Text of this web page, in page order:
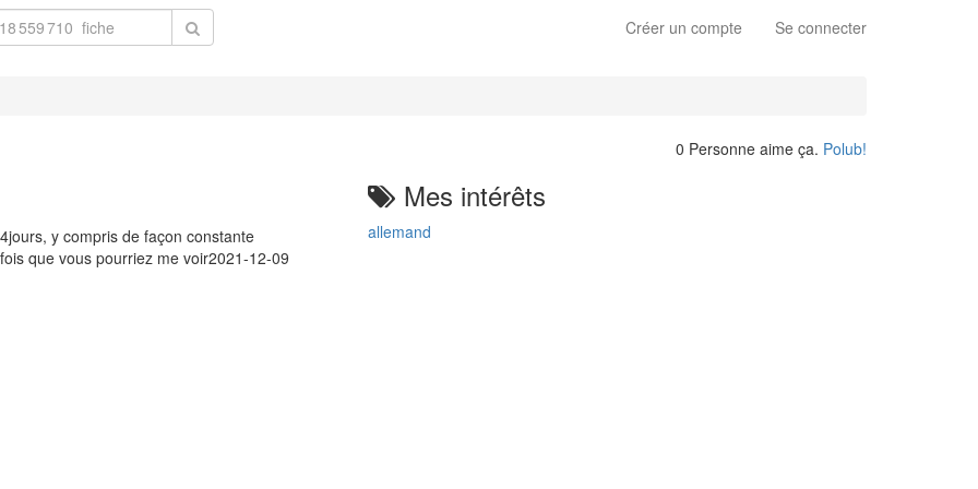
Créer un compte Se connecter
0 Personne aime ça. Polub!
y compris de façon constante
que vous pourriez me voir2021-12-09
Mes intérêts
allemand